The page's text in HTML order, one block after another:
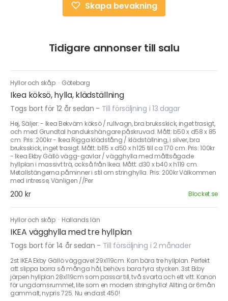
Skapa bevakning
Tidigare annonser till salu
Hyllor och skåp · Göteborg
Ikea köksö, hylla, klädställning
Togs bort för 12 år sedan - Till försäljning i 13 dagar
Hej, Säljer: - Ikea Bekväm köksö / rullvagn, bra bruksskick, inget trasigt,
och med Grundtal handukshängare påskruvad. Mått: b50 x d58 x 85
cm. Pris: 200kr - Ikea Rigga klädstång / klädställning, i silver, bra
bruksskick, inget trasigt. Mått: b115 x d50 x h125 till ca 170 cm. Pris: 100kr
- Ikea Ekby Gällö vägg-gavlar / vägghylla med måttsågade
hyllplan i massivt trä, också från Ikea. Mått: d30 x b40 x h119 cm.
Metallstängerna påminner i stil om stringhylla. Pris: 200kr Välkommen
med intresse, Vänligen //Per
200 kr Blocket.se
Hyllor och skåp · Hallands län
IKEA vägghylla med tre hyllplan
Togs bort för 14 år sedan - Till försäljning i 2 månader
2st IKEA Ekby Gällö väggavel 29x119cm. Kan bära tre hyllplan. Perfekt
att slippa borra så många hål, behövs bara fyra stycken. 3st Ekby
järpen hyllplan 28x119cm som passar till, två svarta och ett vitt. Kanon
för ungdomsrummet, lite som en modern stringhylla! Allting är 6mån
gammalt, nypris 725. Nu endast 450!